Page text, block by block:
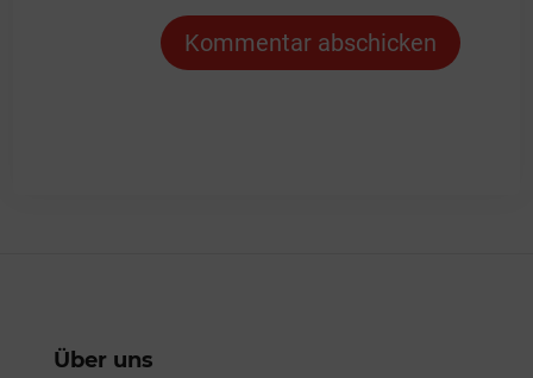
Kommentar abschicken
Über uns